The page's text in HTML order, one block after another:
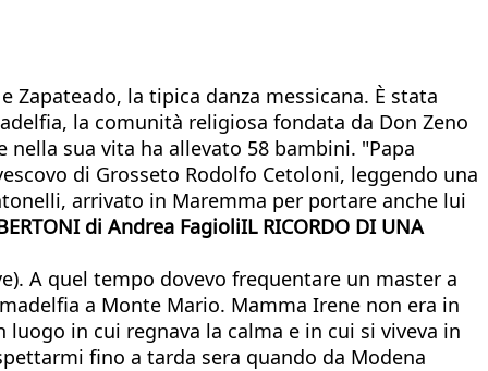
la tipica danza messicana. È stata
la comunità religiosa fondata da Don Zeno
sua vita ha allevato 58 bambini. "Papa
di Grosseto Rodolfo Cetoloni, leggendo una
arrivato in Maremma per portare anche lui
di Andrea FagioliIL RICORDO DI UNA
A quel tempo dovevo frequentare un master a
a Monte Mario. Mamma Irene non era in
in cui regnava la calma e in cui si viveva in
fino a tarda sera quando da Modena